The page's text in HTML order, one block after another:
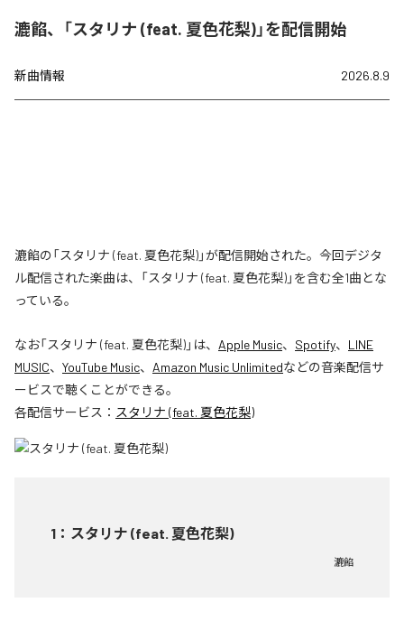
漉餡、「スタリナ (feat. 夏色花梨)」を配信開始
新曲情報 2026.8.9
漉餡の「スタリナ (feat. 夏色花梨)」が配信開始された。今回デジタ
ル配信された楽曲は、「スタリナ (feat. 夏色花梨)」を含む全1曲とな
っている。
なお「スタリナ (feat. 夏色花梨)」は、 Apple Music、 Spotify、 LINE
MUSIC、 YouTube Music、 Amazon Music Unlimitedなどの音楽配信サ
ービスで聴くことができる。
各配信サービス： スタリナ (feat. 夏色花梨)
1 ： スタリナ (feat. 夏色花梨)
漉餡